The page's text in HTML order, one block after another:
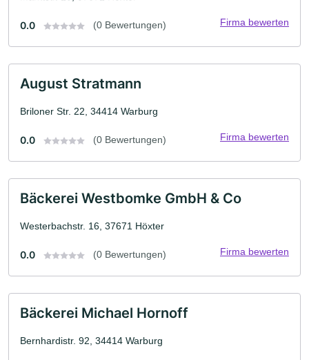
0.0 (0 Bewertungen) Firma bewerten
August Stratmann
Briloner Str. 22, 34414 Warburg
0.0 (0 Bewertungen) Firma bewerten
Bäckerei Westbomke GmbH & Co
Westerbachstr. 16, 37671 Höxter
0.0 (0 Bewertungen) Firma bewerten
Bäckerei Michael Hornoff
Bernhardistr. 92, 34414 Warburg